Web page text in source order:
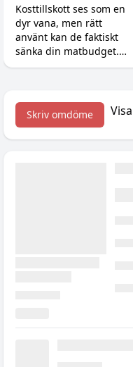
är billigare än maten
Kosttillskott ses som en
dyr vana, men rätt
använt kan de faktiskt
sänka din matbudget.
Så ersätter du dyra
med billigare protein,
kreatin och vitaminer.
Skriv omdöme